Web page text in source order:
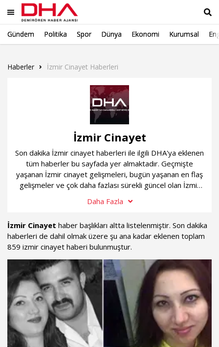
Gündem Politika Spor Dünya Ekonomi Kurumsal
Haberler İzmir Cinayet Haberleri
İzmir Cinayet
Son dakika İzmir cinayet haberleri ile ilgili DHA'ya eklenen
tüm haberler bu sayfada yer almaktadır. Geçmişte
yaşanan İzmir cinayet gelişmeleri, bugün yaşanan en flaş
gelişmeler ve çok daha fazlası sürekli güncel olan İzmir
Daha Fazla
İzmir Cinayet haber başlıkları altta listelenmiştir. Son dakika
haberleri de dahil olmak üzere şu ana kadar eklenen toplam
859 izmir cinayet haberi bulunmuştur.